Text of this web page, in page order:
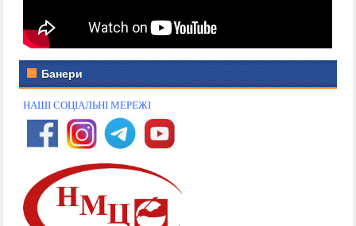
Банери
НАШІ СОЦІАЛЬНІ МЕРЕЖІ